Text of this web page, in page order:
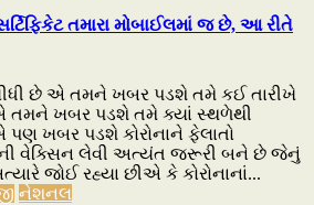
તમારા મોબાઈલમાં જ છે, આ રીતે
છે એ તમને ખબર પડશે તમે કઈ તારીખે
તમને ખબર પડશે તમે ક્યાં સ્થળેથી
પણ ખબર પડશે કોરોનાને ફેલાતો
વેક્સિન લેવી અત્યંત જરૂરી બને છે જેનું
જોઈ રહ્યા છીએ કે કોરોનાનાં...
નેશનલ